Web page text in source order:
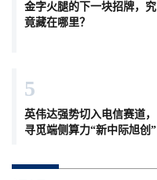
金字火腿的下一块招牌，究
竟藏在哪里？
5
英伟达强势切入电信赛道，
寻觅端侧算力“新中际旭创”